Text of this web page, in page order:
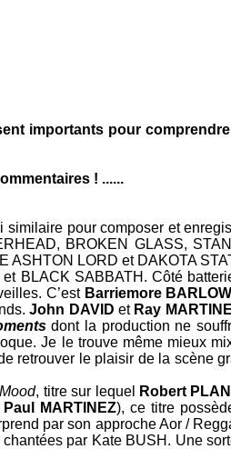
importants pour
! ......
similaire pour composer et
, BROKEN GLASS,
ASHTON LORD et DAKOTA
etBLACK SABBATH . Côté
C’est Barriemore BARLOW
John DAVID et Ray
dont la production ne
Je le trouve même mieux
retrouver le plaisir de la scène
, titre sur lequel Robert
Paul MARTINEZ), ce titre
par son approche Aor /
par Kate BUSH . Une